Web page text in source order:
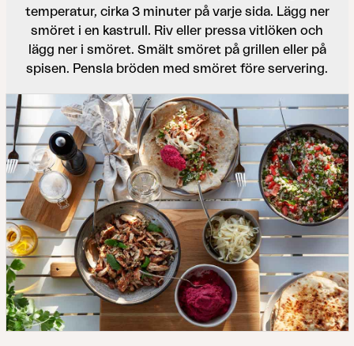
temperatur, cirka 3 minuter på varje sida. Lägg ner
smöret i en kastrull. Riv eller pressa vitlöken och
lägg ner i smöret. Smält smöret på grillen eller på
spisen. Pensla bröden med smöret före servering.